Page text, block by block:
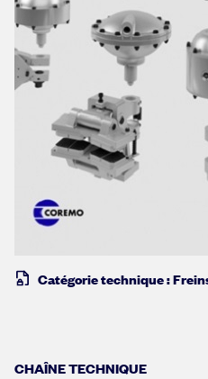
Catégorie technique :
CHAÎNE TECHNIQUE